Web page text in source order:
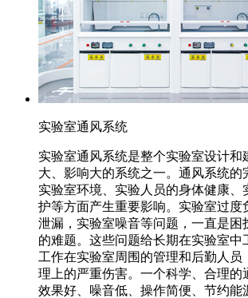
实验室通风系统
实验室通风系统是整个实验室设计和
大、影响大的系统之一。通风系统的
实验室环境、实验人员的身体健康、
护等方面产生重要影响。实验室过度
泄漏，实验室噪音等问题，一直是困
的难题。这些问题给长期在实验室中
工作在实验室周围的管理和后勤人员
理上的严重伤害。一个科学、合理的
效果好、噪音低、操作简便、节约能